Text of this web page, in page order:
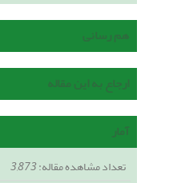
هم رسانی
ارجاع به این مقاله
آمار
تعداد مشاهده مقاله:3,873